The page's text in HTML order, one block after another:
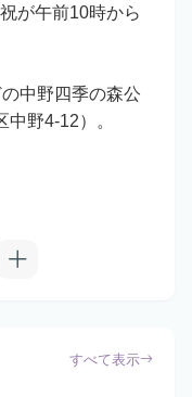
が午前10時から
中野四季の森公
野4-12）。
すべて表示